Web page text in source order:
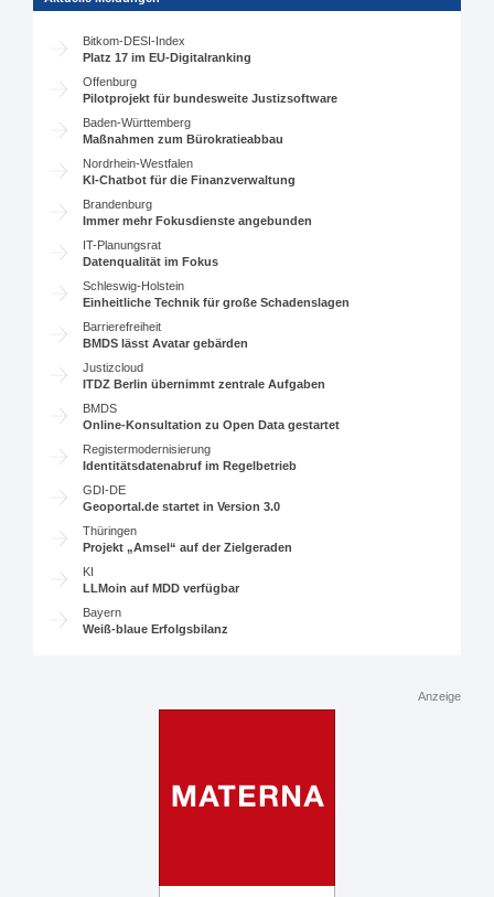
Bitkom-DESI-Index
Platz 17 im EU-Digitalranking
Offenburg
Pilotprojekt für bundesweite Justizsoftware
Baden-Württemberg
Maßnahmen zum Bürokratieabbau
Nordrhein-Westfalen
KI-Chatbot für die Finanzverwaltung
Brandenburg
Immer mehr Fokusdienste angebunden
IT-Planungsrat
Datenqualität im Fokus
Schleswig-Holstein
Einheitliche Technik für große Schadenslagen
Barrierefreiheit
BMDS lässt Avatar gebärden
Justizcloud
ITDZ Berlin übernimmt zentrale Aufgaben
BMDS
Online-Konsultation zu Open Data gestartet
Registermodernisierung
Identitätsdatenabruf im Regelbetrieb
GDI-DE
Geoportal.de startet in Version 3.0
Thüringen
Projekt „Amsel“ auf der Zielgeraden
KI
LLMoin auf MDD verfügbar
Bayern
Weiß-blaue Erfolgsbilanz
Anzeige